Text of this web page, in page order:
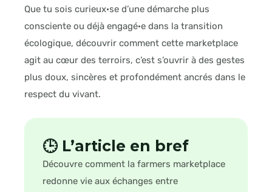
Que tu sois curieux·se d’une démarche plus
consciente ou déjà engagé·e dans la transition
écologique, découvrir comment cette marketplace
agit au cœur des terroirs, c’est s’ouvrir à des gestes
plus doux, sincères et profondément ancrés dans le
respect du vivant.
🕒 L’article en bref
Découvre comment la farmers marketplace
redonne vie aux échanges entre